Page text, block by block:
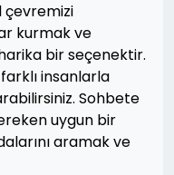
çevremizi
kurmak ve
bir seçenektir.
insanlarla
Sohbete
uygun bir
aramak ve